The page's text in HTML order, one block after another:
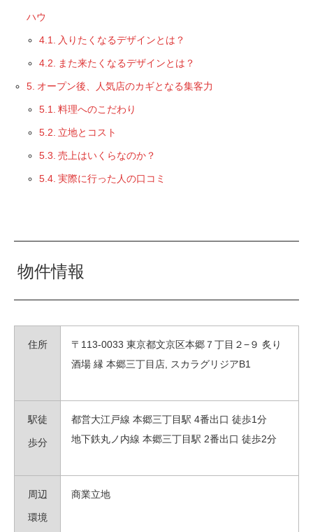
ハウ
入りたくなるデザインとは？
また来たくなるデザインとは？
オープン後、人気店のカギとなる集客力
料理へのこだわり
立地とコスト
売上はいくらなのか？
実際に行った人の口コミ
物件情報
住所 〒 113-0033 東京都文京区本郷７丁目２−９ 炙り
酒場 縁 本郷三丁目店, スカラグリジアB1
駅徒
歩分
都営大江戸線 本郷三丁目駅 4番出口 徒歩1分
地下鉄丸ノ内線 本郷三丁目駅 2番出口 徒歩2分
周辺
環境
商業立地